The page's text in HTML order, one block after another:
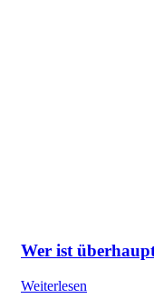
Wer ist
Weiterlesen